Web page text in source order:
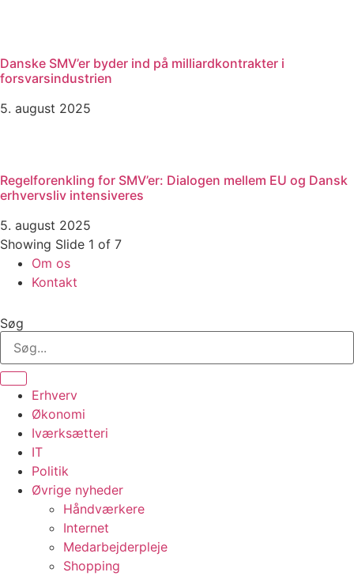
Danske SMV’er byder ind på milliardkontrakter i
forsvarsindustrien
5. august 2025
Regelforenkling for SMV’er: Dialogen mellem EU og Dansk
erhvervsliv intensiveres
5. august 2025
Showing Slide 1 of 7
Om os
Kontakt
Søg
Erhverv
Økonomi
Iværksætteri
IT
Politik
Øvrige nyheder
Håndværkere
Internet
Medarbejderpleje
Shopping